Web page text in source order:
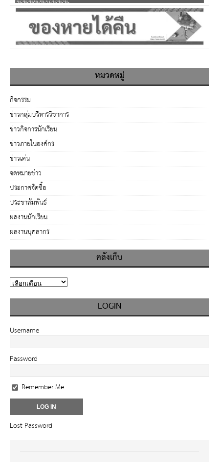
หมวดหมู่
กิจกรรม
ข่าวกลุ่มบริหารวิชาการ
ข่าวกิจการนักเรียน
ข่าวภายในองค์กร
ข่าวเด่น
จดหมายข่าว
ประกาศจัดซื้อ
ประชาสัมพันธ์
ผลงานนักเรียน
ผลงานบุคลากร
คลังเก็บ
LOGIN
Username
Password
Remember Me
Lost Password